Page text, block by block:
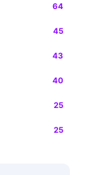
64
45
43
40
25
25